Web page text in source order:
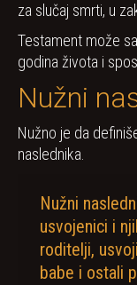
za slučaj smrti, u
Testament može
godina života i
Nužni
Nužno je da
naslednika.
Nužni
usvojenici i
roditelji,
babe i ostali